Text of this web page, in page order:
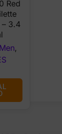
is:
$26.99.
Red
3.4
Men,